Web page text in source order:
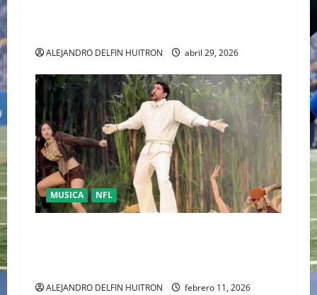
ALEJANDRO DELFIN HUITRON abril 29, 2026
MUSICA NFL
ALEJANDRO DELFIN HUITRON febrero 11, 2026